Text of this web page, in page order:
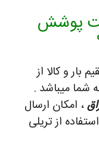
پوشش
بار و کالا از
شما میباشد .
، امکان ارسال
از تریلی